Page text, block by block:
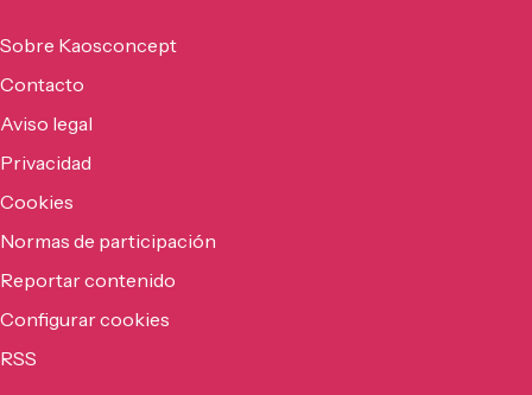
Sobre Kaosconcept
Contacto
Aviso legal
Privacidad
Cookies
Normas de participación
Reportar contenido
Configurar cookies
RSS